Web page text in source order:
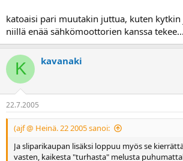
katoaisi pari muutakin juttua, kuten
niillä enää sähkömoottorien kanssa tekee...
K kavanaki
22.7.2005
(ajf @ Heinä. 22 2005 sanoi:
Ja sliparikaupan lisäksi loppuu myös se
vasten, kaikesta "turhasta" melusta